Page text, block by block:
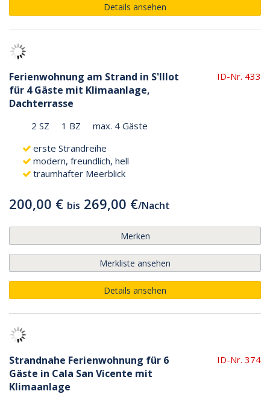
Details ansehen
Ferienwohnung am Strand in S'Illot
für 4 Gäste mit Klimaanlage,
Dachterrasse
ID-Nr. 433
2 SZ 1 BZ
max. 4 Gäste
erste Strandreihe
modern, freundlich, hell
traumhafter Meerblick
200,00 € bis 269,00 €/Nacht
Merken
Merkliste ansehen
Details ansehen
Strandnahe Ferienwohnung für 6
Gäste in Cala San Vicente mit
Klimaanlage
ID-Nr. 374